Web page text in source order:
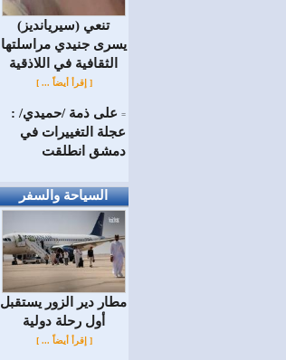
(سيريانديز) تنعي
يسرى جنيدي مراسلتها
الثقافية في اللاذقية
[ إقرأ أيضاً ... ]
= على ذمة /حميدي/ :
عجلة التغييرات في
دمشق انطلقت
السياحة والسفر
مطار دير الزور يستقبل
أول رحلة دولية
[ إقرأ أيضاً ... ]